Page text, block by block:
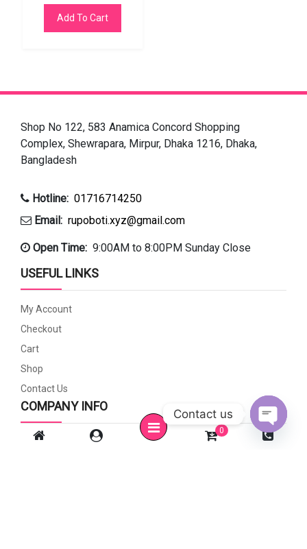
Add To Cart
Shop No 122, 583 Anamica Concord Shopping
Complex, Shewrapara, Mirpur, Dhaka 1216, Dhaka,
Bangladesh
Hotline: 01716714250
Email: rupoboti.xyz@gmail.com
Open Time: 9:00AM to 8:00PM Sunday Close
USEFUL LINKS
My Account
Checkout
Cart
Shop
Contact Us
COMPANY INFO
Privacy Policy
0
Contact us
Open